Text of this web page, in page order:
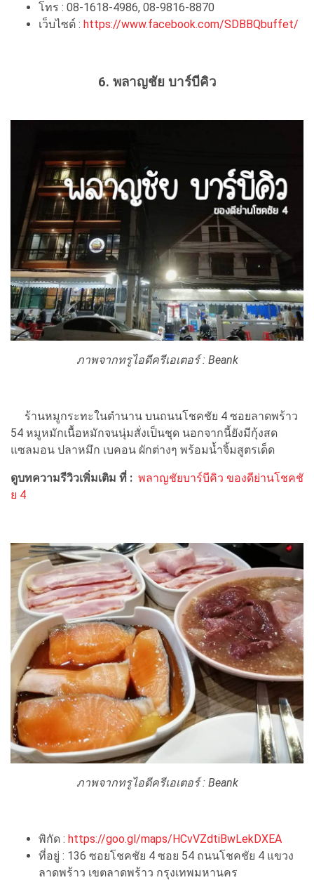
โทร : 08-1618-4986, 08-9816-8870
เว็บไซต์ : https://www.facebook.com/SDBBQbuffet/
6. พลาญชัย บาร์บีคิว
ภาพจากทรูไอดีครีเอเตอร์ : Beank
ร้านหมูกระทะในตำนาน บนถนนโชคชัย 4 ซอยลาดพร้าว
54 หมูหมักเนื้อหมักจนนุ่มสั่งเป็นชุด นอกจากนี้ยังมีกุ้งสด
แซลมอน ปลาหมึก เบคอน ผักต่างๆ พร้อมน้ำจิ้มสูตรเด็ด
ดูบทความรีวิวเพิ่มเติม ที่ : พลาญชัยบาร์บีคิว ของดีย่านโชคชั
ย 4
ภาพจากทรูไอดีครีเอเตอร์ : Beank
พิกัด : https://goo.gl/maps/HCvVZdtiBwLekDXEA
ที่อยู่ : 136 ซอยโชคชัย 4 ซอย 54 ถนนโชคชัย 4 แขวง
ลาดพร้าว เขตลาดพร้าว กรุงเทพมหานคร